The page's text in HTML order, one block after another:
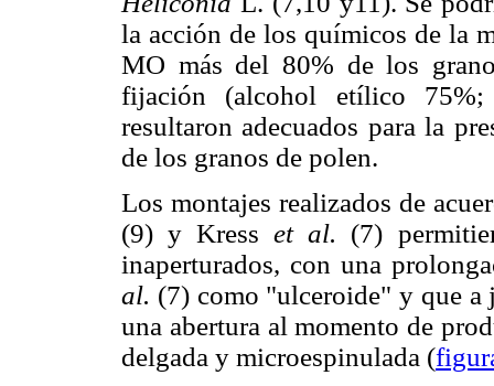
la acción de los químicos de la
MO más del 80% de los
fijación (alcohol etílico
resultaron adecuados para la
de los granos de polen.
Los montajes realizados de
(9) y Kresset al. (7)
inaperturados, con una
al. (7) como "ulceroide" y que a
una abertura al momento de
delgada y microespinulada (